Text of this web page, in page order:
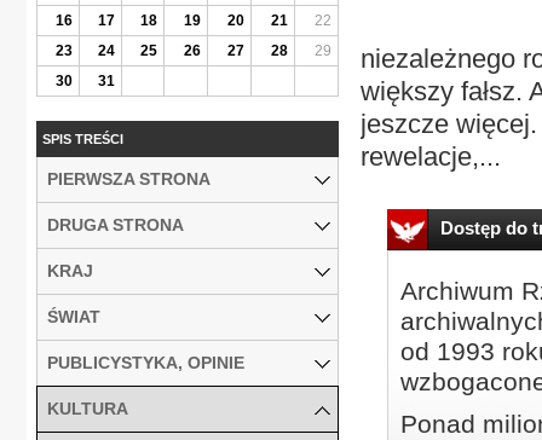
niezależnego
większy fałsz.
jeszcze
rewelacje,...
Dostęp do
Archiwum
od 1993
Ponad
16
17 18 19 20 21
22
23
24 25 26 27 28
29
30
31
SPIS TREŚCI
PIERWSZA STRONA
DRUGA STRONA
KRAJ
ŚWIAT
PUBLICYSTYKA, OPINIE
KULTURA